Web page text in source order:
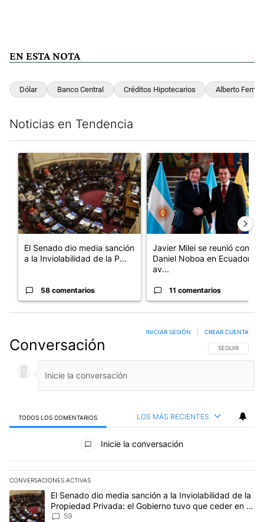
EN ESTA NOTA
Dólar Banco Central Créditos Hipotecarios Alberto
Noticias en Tendencia
Un artículo de tendencia con el título "El Senado dio media
El Senado dio media sanción
a la Inviolabilidad de la P...
58 comentarios
Un artículo de tendencia con
Javier Milei se reunió con
Daniel Noboa en Ecuador y
av...
11 comentarios
Conversación SIGA ESTA
SEGUIR
INICIAR SESIÓN CREAR CUENTA
TODOS LOS COMENTARIOS LOS MÁS RECIENTES
Todos los comentarios
Inicie la conversación
CONVERSACIONES ACTIVAS
Este listado muestra los artículos con más comentarios en los
Un artículo de tendencia con el título "El Senado dio media
El Senado dio media sanción a la Inviolabilidad de la
Propiedad Privada: el Gobierno tuvo que ceder en la
Ley del Manejo del Fuego
59